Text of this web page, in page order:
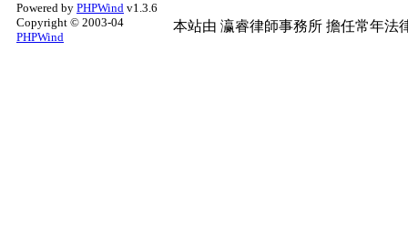
Powered by PHPWind v1.3.6
Copyright © 2003-04
PHPWind
本站由 瀛睿律師事務所 擔任常年法